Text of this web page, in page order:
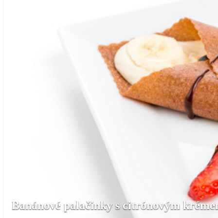
Banánové palačinky s citrónovým